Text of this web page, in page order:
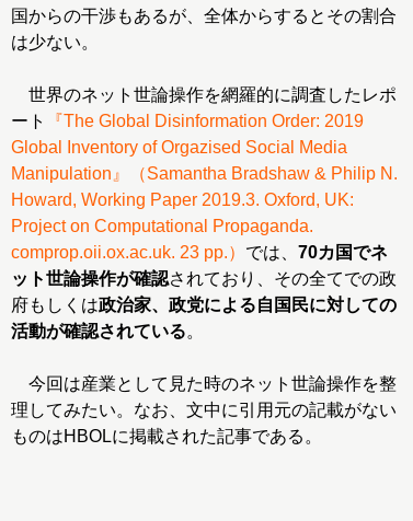
国からの干渉もあるが、全体からするとその割合
は少ない。
世界のネット世論操作を網羅的に調査したレポ
ート
『The Global Disinformation Order: 2019
Global Inventory of Orgazised Social Media
Manipulation』（Samantha Bradshaw & Philip N.
Howard, Working Paper 2019.3. Oxford, UK:
Project on Computational Propaganda.
comprop.oii.ox.ac.uk. 23 pp.） では、 70カ国でネ
ット世論操作が確認されており、その全てでの政
府もしくは政治家、政党による自国民に対しての
活動が確認されている。
今回は産業として見た時のネット世論操作を整
理してみたい。なお、文中に引用元の記載がない
ものはHBOLに掲載された記事である。